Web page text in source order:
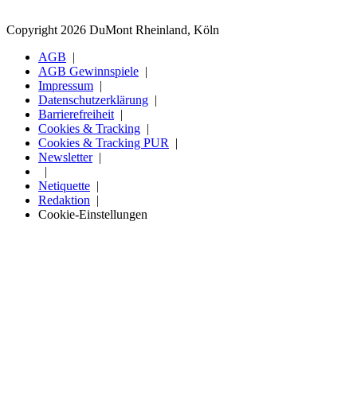
Copyright 2026 DuMont Rheinland, Köln
AGB
AGB Gewinnspiele
Impressum
Datenschutzerklärung
Barrierefreiheit
Cookies & Tracking
Cookies & Tracking PUR
Newsletter
Netiquette
Redaktion
Cookie-Einstellungen